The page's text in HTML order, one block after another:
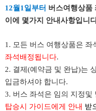
12월1일부터 버스여행상품
이에 몇가지 안내사항입니
1. 모든 버스 여행상품은 좌
좌석배정됩니다.
2. 결제(예약금 및 완납)는
입금하셔야 합니다.
3. 버스 좌석은 임의 지정및
탑승시 가이드에게 안내 받